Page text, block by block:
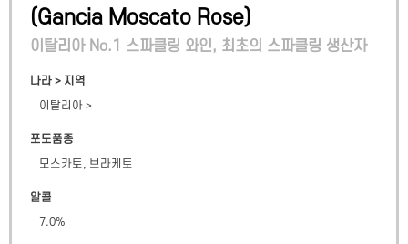
(Gancia Moscato Rose)
이탈리아 No.1 스파클링 와인, 최초의 스파클링 생산자
나라 > 지역
이탈리아 >
포도품종
모스카토, 브라케토
알콜
7.0%